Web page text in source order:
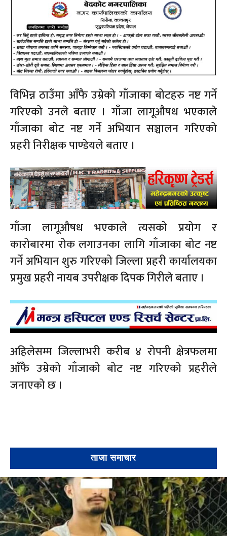
विभिन्न ठाउँमा आँफै उम्रेको गाँजाका बोटहरु नष्ट गर्ने
गरिएको उनले बताए । गाँजा लागूऔषध भएकाले
गाँजाका बोट नष्ट गर्ने अभियान सञ्चालन गरिएको
प्रहरी निरीक्षक पाण्डेयले बताए ।
गाँजा लागूऔषध भएकाले त्यसको प्रयोग र
कारोबारमा रोक लगाउनका लागि गाँजाका बोट नष्ट
गर्ने अभियान शुरु गरिएको जिल्ला प्रहरी कार्यालयका
प्रमुख प्रहरी नायब उपरीक्षक दिपक गिरीले बताए ।
अहिलेसम्म जिल्लाभरी करीब ४ रोपनी क्षेत्रफलमा
आँफै उम्रेको गाँजाको बोट नष्ट गरिएको प्रहरीले
जनाएको छ ।
ताजा समाचार